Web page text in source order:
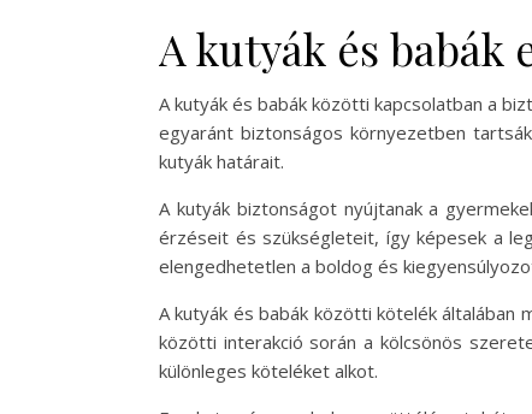
A kutyák és babák
A kutyák és babák közötti kapcsolatban a
egyaránt biztonságos környezetben
kutyák határait.
A kutyák biztonságot nyújtanak a
érzéseit és szükségleteit, így képesek a
elengedhetetlen a boldog és
A kutyák és babák közötti kötelék általában
közötti interakció során a kölcsönös
különleges köteléket alkot.